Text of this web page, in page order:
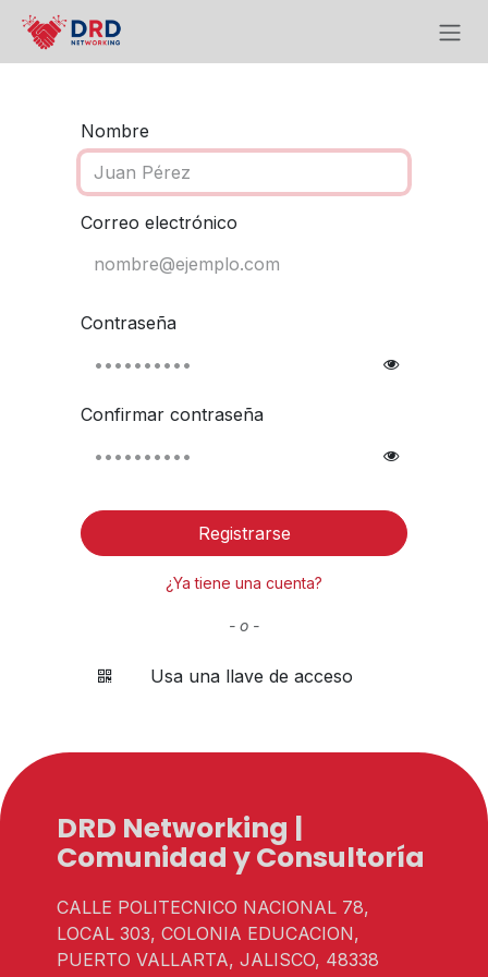
Ir al contenido
Nombre
Correo electrónico
Contraseña
Confirmar contraseña
Registrarse
¿Ya tiene una cuenta?
- o -
Usa una llave de acceso
DRD Networking |
Comunidad y Consultoría
CALLE POLITECNICO NACIONAL 78,
LOCAL 303, COLONIA EDUCACION,
PUERTO VALLARTA, JALISCO, 48338